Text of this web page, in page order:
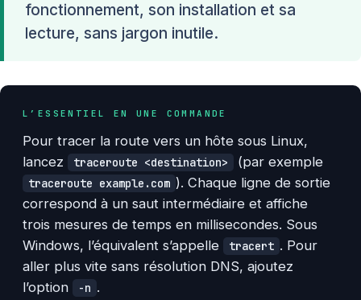
fonctionnement, son installation et sa
lecture, sans jargon inutile.
L’ESSENTIEL EN UNE COMMANDE
Pour tracer la route vers un hôte sous Linux,
lancez
traceroute <destination> (par exemple
traceroute example.com ). Chaque ligne de sortie
correspond à un saut intermédiaire et affiche
trois mesures de temps en millisecondes. Sous
Windows, l’équivalent s’appelle
tracert . Pour
aller plus vite sans résolution DNS, ajoutez
l’option
-n .